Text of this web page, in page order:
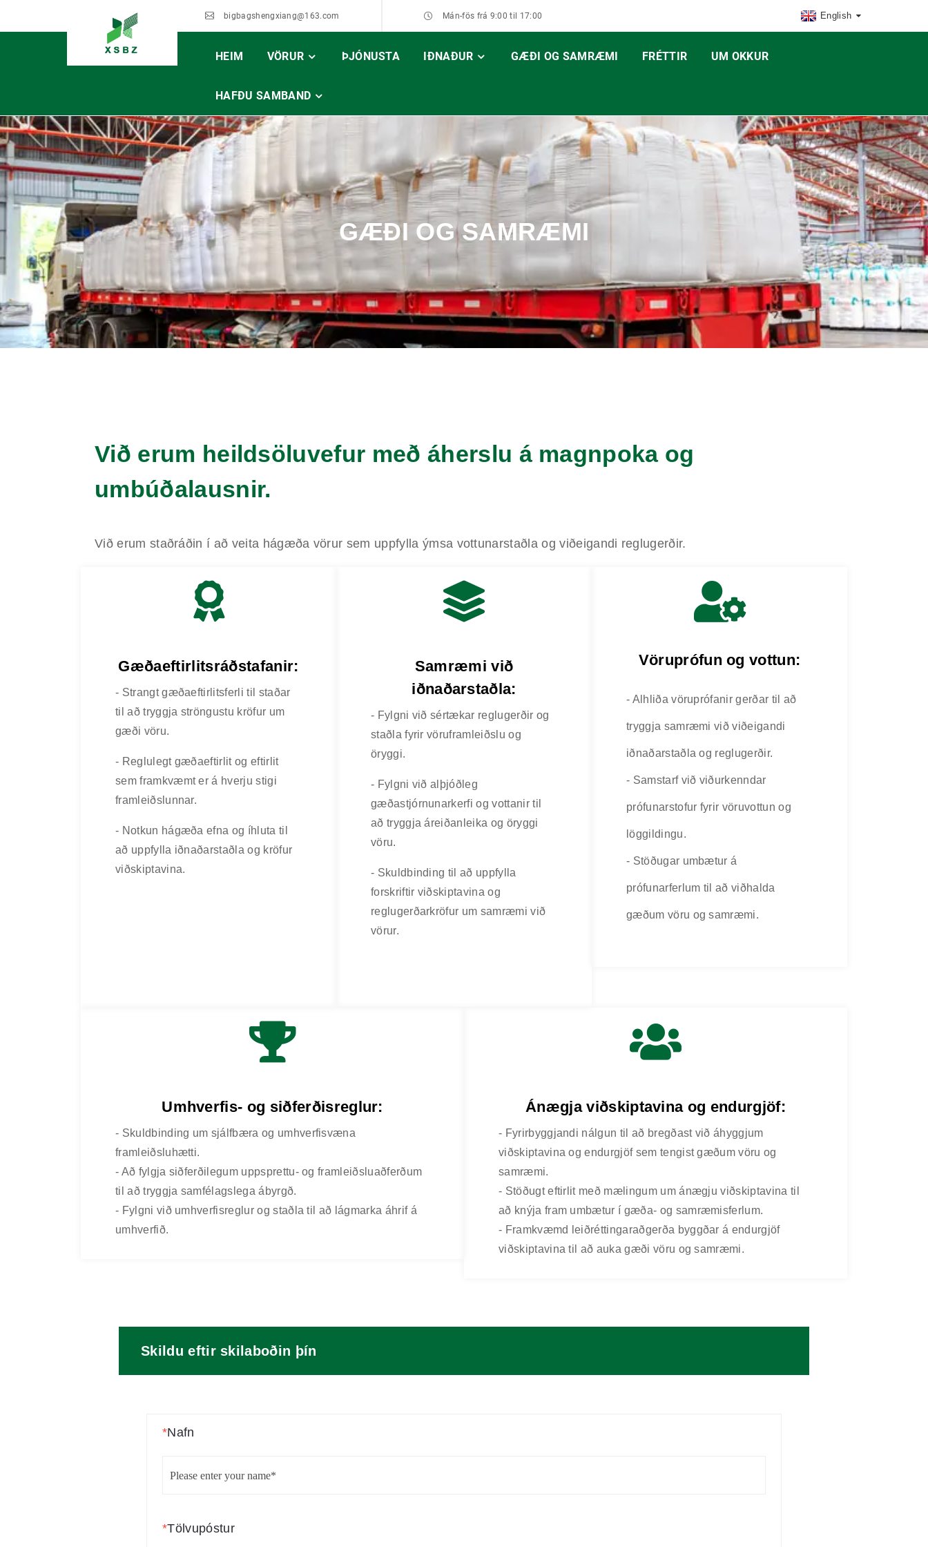
bigbagshengxiang@163.com Mán-fös frá 9:00 til 17:00 English
HEIM VÖRUR ÞJÓNUSTA IÐNAÐUR GÆÐI OG SAMRÆMI FRÉTTIR UM OKKUR
HAFÐU SAMBAND
GÆÐI OG SAMRÆMI
GÆÐI OG SAMRÆMI
Við erum heildsöluvefur með áherslu á magnpoka og
umbúðalausnir.
Við erum staðráðin í að veita hágæða vörur sem uppfylla ýmsa vottunarstaðla og viðeigandi reglugerðir.
Gæðaeftirlitsráðstafanir:
- Strangt gæðaeftirlitsferli til staðar
til að tryggja ströngustu kröfur um
gæði vöru.
- Reglulegt gæðaeftirlit og eftirlit
sem framkvæmt er á hverju stigi
framleiðslunnar.
- Notkun hágæða efna og íhluta til
að uppfylla iðnaðarstaðla og kröfur
viðskiptavina.
Samræmi við
iðnaðarstaðla:
- Fylgni við sértækar reglugerðir og
staðla fyrir vöruframleiðslu og
öryggi.
- Fylgni við alþjóðleg
gæðastjórnunarkerfi og vottanir til
að tryggja áreiðanleika og öryggi
vöru.
- Skuldbinding til að uppfylla
forskriftir viðskiptavina og
reglugerðarkröfur um samræmi við
vörur.
Vöruprófun og vottun:
- Alhliða vöruprófanir gerðar til að
tryggja samræmi við viðeigandi
iðnaðarstaðla og reglugerðir.
- Samstarf við viðurkenndar
prófunarstofur fyrir vöruvottun og
löggildingu.
- Stöðugar umbætur á
prófunarferlum til að viðhalda
gæðum vöru og samræmi.
Umhverfis- og siðferðisreglur:
- Skuldbinding um sjálfbæra og umhverfisvæna
framleiðsluhætti.
- Að fylgja siðferðilegum uppsprettu- og framleiðsluaðferðum
til að tryggja samfélagslega ábyrgð.
- Fylgni við umhverfisreglur og staðla til að lágmarka áhrif á
umhverfið.
Ánægja viðskiptavina og endurgjöf:
- Fyrirbyggjandi nálgun til að bregðast við áhyggjum
viðskiptavina og endurgjöf sem tengist gæðum vöru og
samræmi.
- Stöðugt eftirlit með mælingum um ánægju viðskiptavina til
að knýja fram umbætur í gæða- og samræmisferlum.
- Framkvæmd leiðréttingaraðgerða byggðar á endurgjöf
viðskiptavina til að auka gæði vöru og samræmi.
Skildu eftir skilaboðin þín
*Nafn
*Tölvupóstur